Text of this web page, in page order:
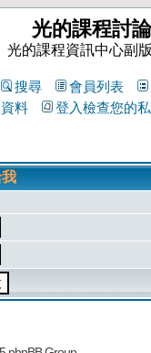
光的課程討
光的課程資訊中心副
搜尋 會員列表
料
登入檢查您的